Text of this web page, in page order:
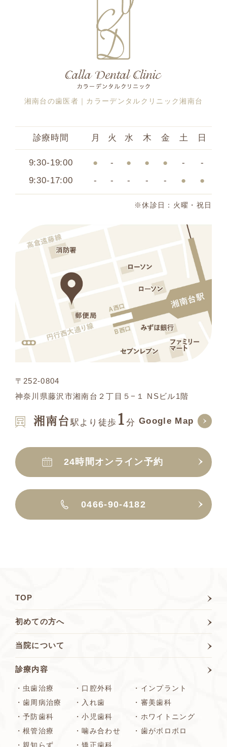
湘南台の歯医者｜カラーデンタルクリニック湘南台
診療時間 月 火 水 木 金 土 日
9:30-19:00 ● - ● ● ● -
-
9:30-17:00
- - - - - ● ●
※休診日：火曜・祝日
〒252-0804
神奈川県藤沢市湘南台２丁目５−１ NSビル1階
湘南台 駅より徒歩 1 分 Google Map
24時間オンライン予約
0466-90-4182
TOP
初めての方へ
当院について
診療内容
・虫歯治療
・歯周病治療
・予防⻭科
・根管治療
・親知らず
・口腔外科
・入れ歯
・小児歯科
・噛み合わせ
・矯正歯科
・インプラント
・審美歯科
・ホワイトニング
・歯がボロボロ